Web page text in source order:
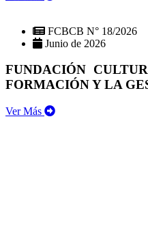
FCBCB N° 18/2026
Junio de 2026
FUNDACIÓN
FORMACIÓN Y LA
Ver Más